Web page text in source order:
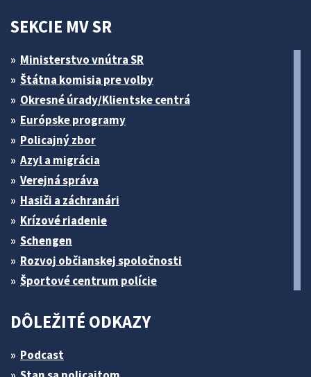
SEKCIE MV SR
Ministerstvo vnútra SR
Štátna komisia pre volby
Okresné úrady/Klientske centrá
Európske programy
Policajný zbor
Azyl a migrácia
Verejná správa
Hasiči a záchranári
Krízové riadenie
Schengen
Rozvoj občianskej spoločnosti
Športové centrum polície
DÔLEŽITÉ ODKAZY
Podcast